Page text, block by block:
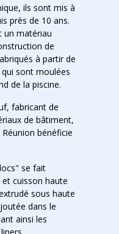
ils sont mis à
près de 10 ans.
un matériau
de
à partir de
sont moulées
de la piscine.
fabricant de
de bâtiment,
bénéficie
se fait
cuisson haute
sous haute
dans le
ainsi les